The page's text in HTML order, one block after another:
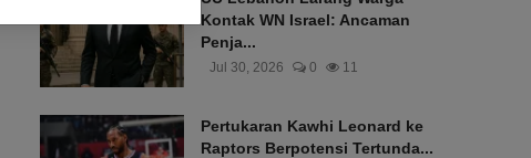
Kontak WN Israel: Ancaman
Penja...
Jul 30, 2026 0 11
Pertukaran Kawhi Leonard ke
Raptors Berpotensi Tertunda...